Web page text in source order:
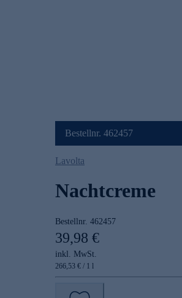
Bestellnr. 462457
Lavolta
Nachtcreme
Bestellnr. 462457
39,98 €
inkl. MwSt.
266,53 € / 1 l